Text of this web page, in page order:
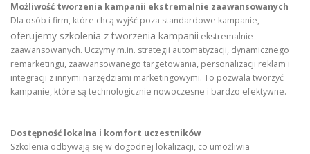
Możliwość tworzenia kampanii ekstremalnie zaawansowanych
Dla osób i firm, które chcą wyjść poza standardowe kampanie,
oferujemy szkolenia z tworzenia kampanii ekstremalnie
zaawansowanych. Uczymy m.in. strategii automatyzacji, dynamicznego
remarketingu, zaawansowanego targetowania, personalizacji reklam i
integracji z innymi narzędziami marketingowymi. To pozwala tworzyć
kampanie, które są technologicznie nowoczesne i bardzo efektywne.
Dostępność lokalna i komfort uczestników
Szkolenia odbywają się w dogodnej lokalizacji, co umożliwia